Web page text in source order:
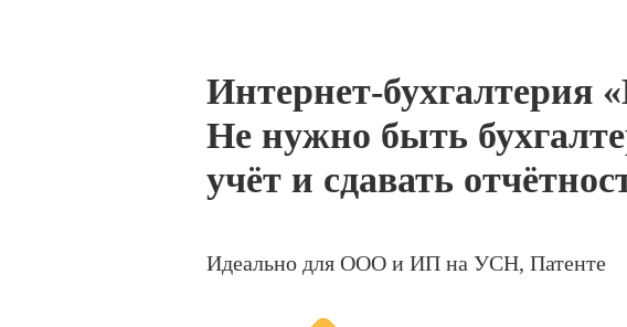
Интернет-бухгалтерия
Не нужно быть
учёт и сдавать
Идеально для ООО и ИП на УСН, Патенте